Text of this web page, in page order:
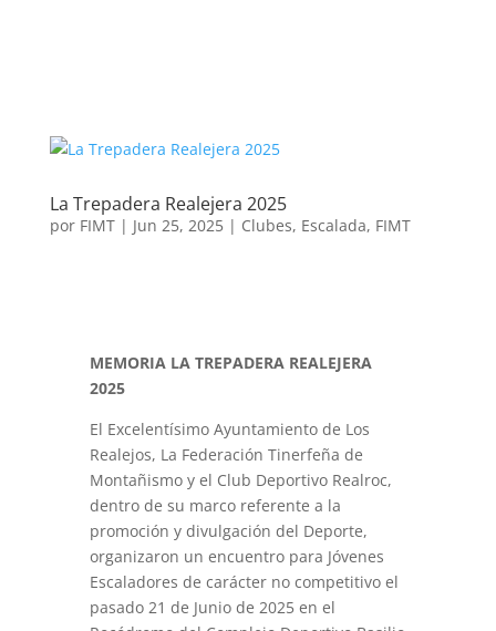
La Trepadera Realejera 2025
por FIMT| Jun 25, 2025| Clubes, Escalada, FIMT
MEMORIA LA TREPADERA REALEJERA
2025
El Excelentísimo Ayuntamiento de Los
Realejos, La Federación Tinerfeña de
Montañismo y el Club Deportivo Realroc,
dentro de su marco referente a la
promoción y divulgación del Deporte,
organizaron un encuentro para Jóvenes
Escaladores de carácter no competitivo el
pasado 21 de Junio de 2025 en el